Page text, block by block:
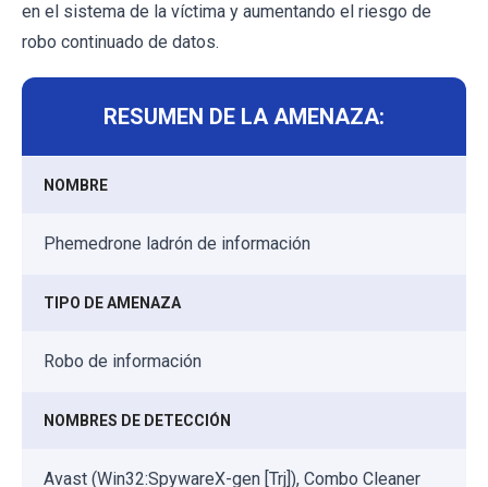
en el sistema de la víctima y aumentando el riesgo de
robo continuado de datos.
RESUMEN DE LA AMENAZA:
NOMBRE
Phemedrone ladrón de información
TIPO DE AMENAZA
Robo de información
NOMBRES DE DETECCIÓN
Avast (Win32:SpywareX-gen [Trj]), Combo Cleaner